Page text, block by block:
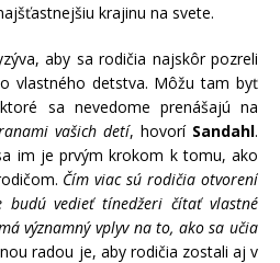
krajinu na svete.
aby sa rodičia najskôr pozreli
vlastného detstva. Môžu tam byť
sa nevedome prenášajú na
vašich detí, hovorí Sandahl.
im je prvým krokom k tomu, ako
Čím viac sú rodičia otvorení
budú vedieť tínedžeri čítať vlastné
významný vplyv na to, ako sa učia
radou je, aby rodičia zostali aj v